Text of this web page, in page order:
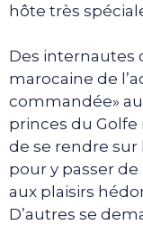
hôte très
Des internautes
marocaine de
commandée»
princes du
de se rendre sur
pour y passer
aux plaisirs
D’autres se